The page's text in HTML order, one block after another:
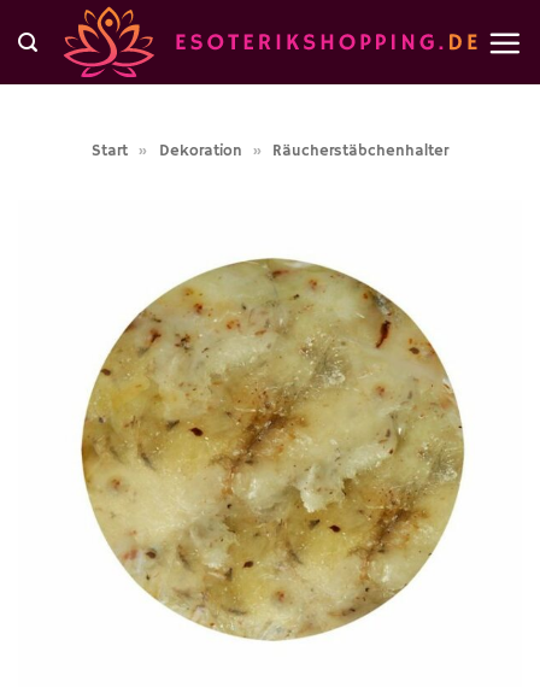
Inhalt
springen
Start » Dekoration » Räucherstäbchenhalter